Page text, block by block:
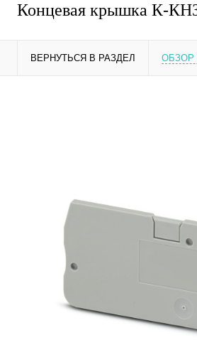
Концевая крышка К-
ВЕРНУТЬСЯ В РАЗДЕЛ ОБЗОР